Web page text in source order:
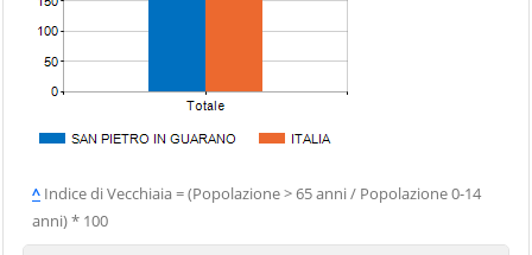
^ Indice di Vecchiaia = (Popolazione > 65 anni / Popolazione 0-14
anni) * 100